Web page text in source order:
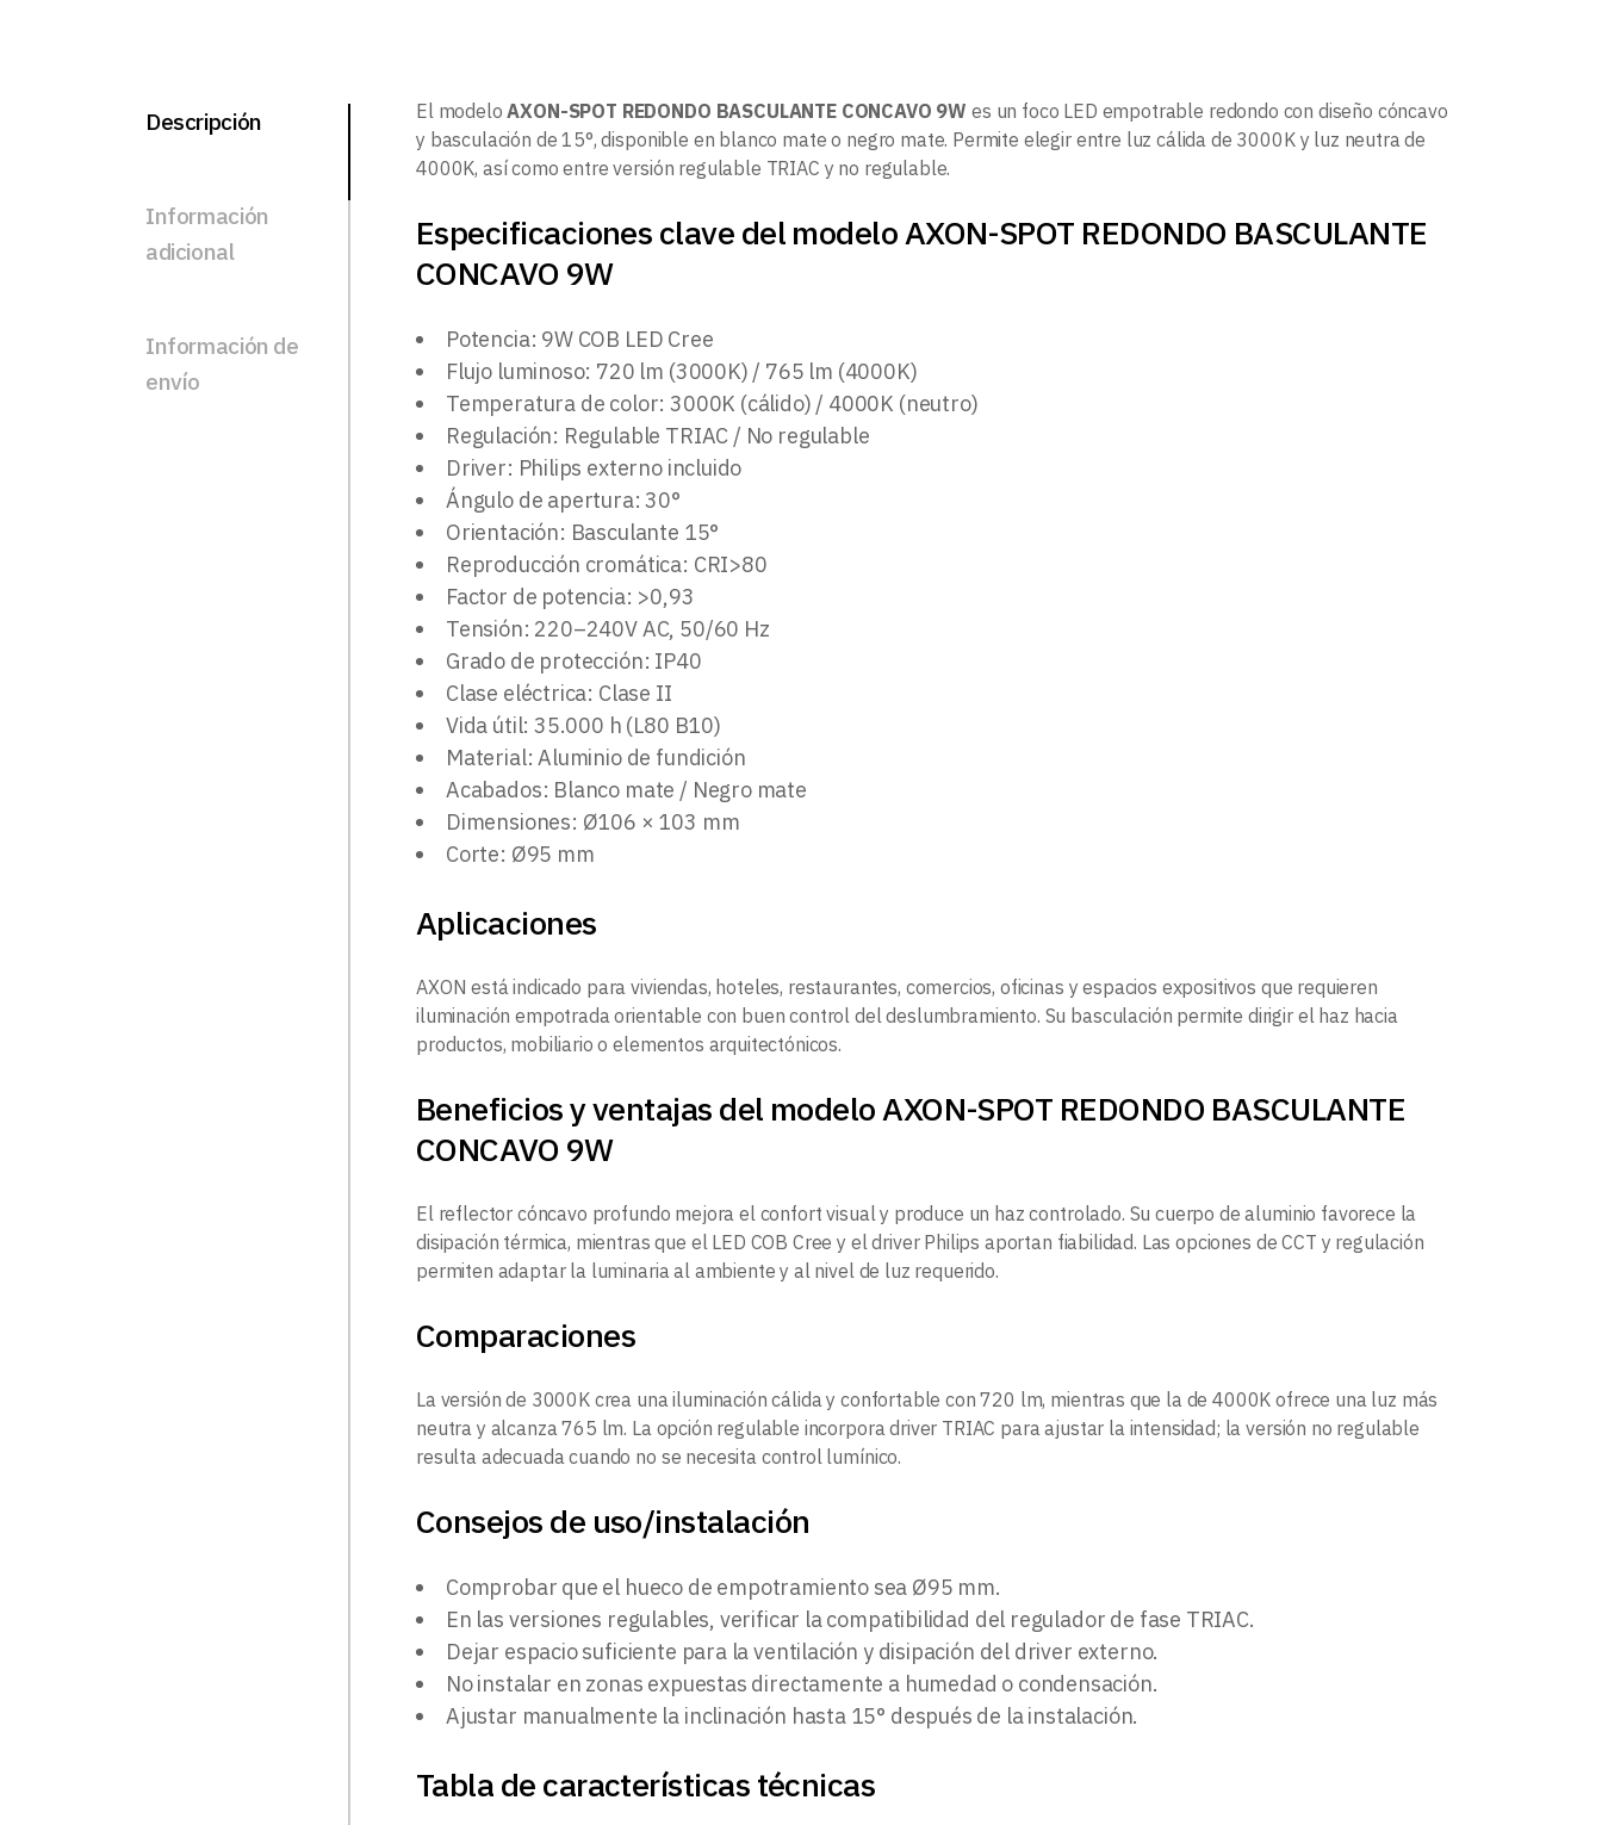
Descripción
Información
adicional
Información de
envío
El modeloAXON-SPOT REDONDO BASCULANTE CONCAVO 9W es un foco LED empotrable redondo con diseño cóncavo
y basculación de 15°, disponible en blanco mate o negro mate. Permite elegir entre luz cálida de 3000K y luz neutra de
4000K, así como entre versión regulable TRIAC y no regulable.
Especificaciones clave del modelo AXON-SPOT REDONDO BASCULANTE
CONCAVO 9W
Potencia: 9W COB LED Cree
Flujo luminoso: 720 lm (3000K) / 765 lm (4000K)
Temperatura de color: 3000K (cálido) / 4000K (neutro)
Regulación: Regulable TRIAC / No regulable
Driver: Philips externo incluido
Ángulo de apertura: 30°
Orientación: Basculante 15°
Reproducción cromática: CRI>80
Factor de potencia: >0,93
Tensión: 220–240V AC, 50/60 Hz
Grado de protección: IP40
Clase eléctrica: Clase II
Vida útil: 35.000 h (L80 B10)
Material: Aluminio de fundición
Acabados: Blanco mate / Negro mate
Dimensiones: Ø106 × 103 mm
Corte: Ø95 mm
Aplicaciones
AXON está indicado para viviendas, hoteles, restaurantes, comercios, oficinas y espacios expositivos que requieren
iluminación empotrada orientable con buen control del deslumbramiento. Su basculación permite dirigir el haz hacia
productos, mobiliario o elementos arquitectónicos.
Beneficios y ventajas del modelo AXON-SPOT REDONDO BASCULANTE
CONCAVO 9W
El reflector cóncavo profundo mejora el confort visual y produce un haz controlado. Su cuerpo de aluminio favorece la
disipación térmica, mientras que el LED COB Cree y el driver Philips aportan fiabilidad. Las opciones de CCT y regulación
permiten adaptar la luminaria al ambiente y al nivel de luz requerido.
Comparaciones
La versión de 3000K crea una iluminación cálida y confortable con 720 lm, mientras que la de 4000K ofrece una luz más
neutra y alcanza 765 lm. La opción regulable incorpora driver TRIAC para ajustar la intensidad; la versión no regulable
resulta adecuada cuando no se necesita control lumínico.
Consejos de uso/instalación
Comprobar que el hueco de empotramiento sea Ø95 mm.
En las versiones regulables, verificar la compatibilidad del regulador de fase TRIAC.
Dejar espacio suficiente para la ventilación y disipación del driver externo.
No instalar en zonas expuestas directamente a humedad o condensación.
Ajustar manualmente la inclinación hasta 15° después de la instalación.
Tabla de características técnicas